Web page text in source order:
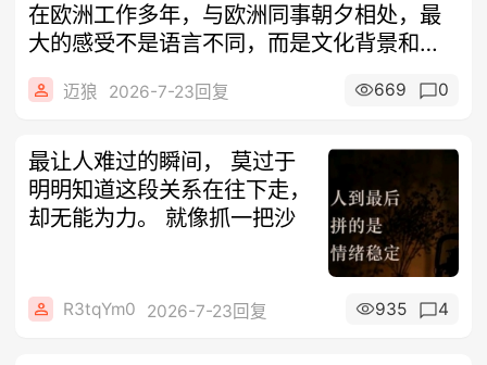
在欧洲工作多年，与欧洲同事朝夕相处，最
大的感受不是语言不同，而是文化背景和思
维方
迈狼 2026-7-23回复 669 0
最让人难过的瞬间， 莫过于
明明知道这段关系在往下走，
却无能为力。 就像抓一把沙
R3tqYm0 2026-7-23回复 935 4